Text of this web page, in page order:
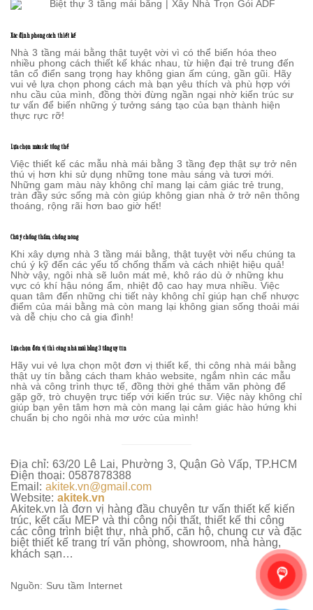
Xác định phong cách thiết kế
Nhà 3 tầng mái bằng thật tuyệt vời vì có thể biến hóa theo
nhiều phong cách thiết kế khác nhau, từ hiện đại trẻ trung đến
tân cổ điển sang trọng hay không gian ấm cúng, gần gũi. Hãy
vui vẻ lựa chọn phong cách mà bạn yêu thích và phù hợp với
nhu cầu của mình, đồng thời đừng ngần ngại nhờ kiến trúc sư
tư vấn để biến những ý tưởng sáng tạo của bạn thành hiện
thực rực rỡ!
Lựa chọn màu sắc tổng thể
Việc thiết kế các mẫu nhà mái bằng 3 tầng đẹp thật sự trở nên
thú vị hơn khi sử dụng những tone màu sáng và tươi mới.
Những gam màu này không chỉ mang lại cảm giác trẻ trung,
tràn đầy sức sống mà còn giúp không gian nhà ở trở nên thông
thoáng, rộng rãi hơn bao giờ hết!
Chú ý chống thấm, chống nóng
Khi xây dựng nhà 3 tầng mái bằng, thật tuyệt vời nếu chúng ta
chú ý kỹ đến các yếu tố chống thấm và cách nhiệt hiệu quả!
Nhờ vậy, ngôi nhà sẽ luôn mát mẻ, khô ráo dù ở những khu
vực có khí hậu nóng ẩm, nhiệt độ cao hay mưa nhiều. Việc
quan tâm đến những chi tiết này không chỉ giúp hạn chế nhược
điểm của mái bằng mà còn mang lại không gian sống thoải mái
và dễ chịu cho cả gia đình!
Lựa chọn đơn vị thi công nhà mái bằng 3 tầng uy tín
Hãy vui vẻ lựa chọn một đơn vị thiết kế, thi công nhà mái bằng
thật uy tín bằng cách tham khảo website, ngắm nhìn các mẫu
nhà và công trình thực tế, đồng thời ghé thăm văn phòng để
gặp gỡ, trò chuyện trực tiếp với kiến trúc sư. Việc này không chỉ
giúp bạn yên tâm hơn mà còn mang lại cảm giác hào hứng khi
chuẩn bị cho ngôi nhà mơ ước của mình!
Địa chỉ: 63/20 Lê Lai, Phường 3, Quận Gò Vấp, TP.HCM
Điện thoại: 0587878388
Email: akitek.vn@gmail.com
Website: akitek.vn
Akitek.vn là đơn vị hàng đầu chuyên tư vấn thiết kế kiến
trúc, kết cấu MEP và thi công nội thất, thiết kế thi công
các công trình biệt thự, nhà phố, căn hộ, chung cư và đặc
biệt thiết kế trang trí văn phòng, showroom, nhà hàng,
khách sạn…
Nguồn: Sưu tầm Internet